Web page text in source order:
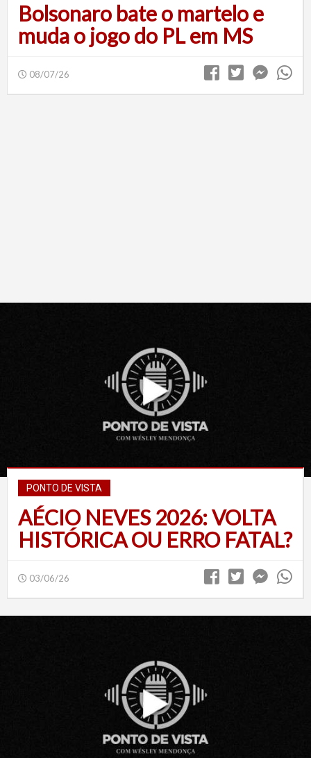
Bolsonaro bate o martelo e
muda o jogo do PL em MS
08/07/26
PONTO DE VISTA
AÉCIO NEVES 2026: VOLTA
HISTÓRICA OU ERRO FATAL?
03/06/26